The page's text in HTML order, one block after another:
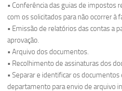
• Conferência das guias de impostos
com os solicitados para não ocorrer à
• Emissão de relatórios das contas a
aprovação.
• Arquivo dos documentos.
• Recolhimento de assinaturas dos
• Separar e identificar os documentos
departamento para envio de arquivo